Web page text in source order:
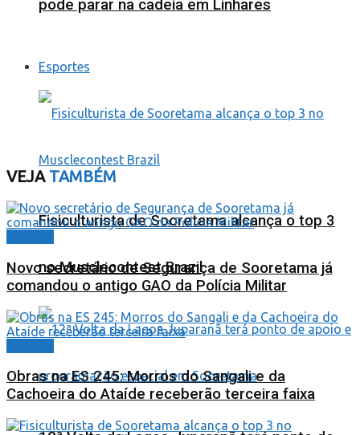
pode parar na cadeia em Linhares
Esportes
Fisiculturista de Sooretama alcança o top 3
no Musclecontest Brazil
VEJATAMBÉM
Novo secretário de Segurança de Sooretama já
comandou o antigo GAO da Polícia Militar
Obras na ES 245: Morros do Sangali e da
Cachoeira do Ataíde receberão terceira faixa